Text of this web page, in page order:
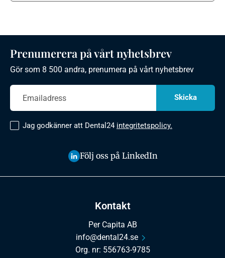
Kontakt
Per Capita AB
info@dental24.se
Org. nr: 556763-9785
Prenumerera på vårt nyhetsbrev
Gör som 8 500 andra, prenumera på vårt nyhetsbrev
Jag godkänner att Dental24 integritetspolicy.
Följ oss på LinkedIn